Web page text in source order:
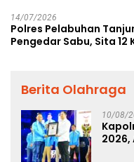
14/07/2026
Polres Pelabuhan
Pengedar Sabu, Sita 12
Berita Olahraga
10/08/
2026,